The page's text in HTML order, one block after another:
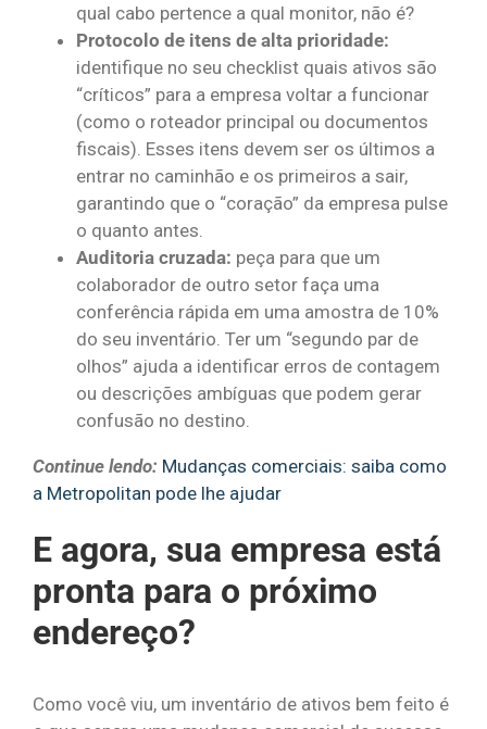
qual cabo pertence a qual monitor, não é?
Protocolo de itens de alta prioridade:
identifique no seu checklist quais ativos são
“críticos” para a empresa voltar a funcionar
(como o roteador principal ou documentos
fiscais). Esses itens devem ser os últimos a
entrar no caminhão e os primeiros a sair,
garantindo que o “coração” da empresa pulse
o quanto antes.
Auditoria cruzada: peça para que um
colaborador de outro setor faça uma
conferência rápida em uma amostra de 10%
do seu inventário. Ter um “segundo par de
olhos” ajuda a identificar erros de contagem
ou descrições ambíguas que podem gerar
confusão no destino.
Continue lendo: Mudanças comerciais: saiba como
a Metropolitan pode lhe ajudar
E agora, sua empresa está
pronta para o próximo
endereço?
Como você viu, um inventário de ativos bem feito é